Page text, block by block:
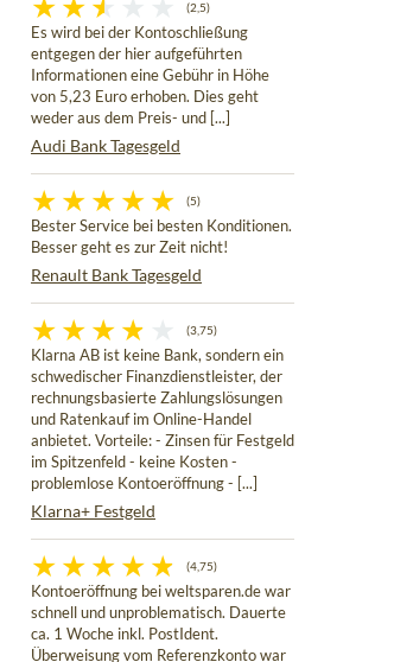
(2,5)
Es wird bei der Kontoschließung
entgegen der hier aufgeführten
Informationen eine Gebühr in Höhe
von 5,23 Euro erhoben. Dies geht
weder aus dem Preis- und [...]
Audi Bank Tagesgeld
(5)
Bester Service bei besten Konditionen.
Besser geht es zur Zeit nicht!
Renault Bank Tagesgeld
(3,75)
Klarna AB ist keine Bank, sondern ein
schwedischer Finanzdienstleister, der
rechnungsbasierte Zahlungslösungen
und Ratenkauf im Online-Handel
anbietet. Vorteile: - Zinsen für Festgeld
im Spitzenfeld - keine Kosten -
problemlose Kontoeröffnung - [...]
Klarna+ Festgeld
(4,75)
Kontoeröffnung bei weltsparen.de war
schnell und unproblematisch. Dauerte
ca. 1 Woche inkl. PostIdent.
Überweisung vom Referenzkonto war